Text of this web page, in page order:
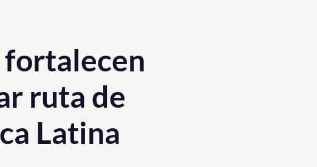
fortalecen
ruta de
Latina